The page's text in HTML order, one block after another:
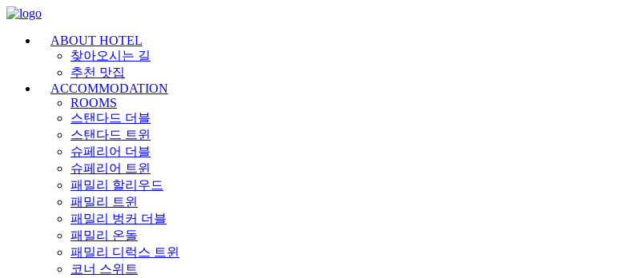
메
ABOUT HOTEL
찾아오시는 길
추천 맛집
ACCOMMODATION
ROOMS
스탠다드 더블
스탠다드 트윈
슈페리어 더블
슈페리어 트윈
패밀리 할리우드
패밀리 트윈
패밀리 벙커 더블
패밀리 온돌
패밀리 디럭스 트윈
코너 스위트